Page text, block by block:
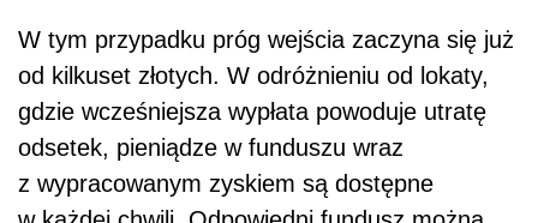
W tym przypadku próg wejścia zaczyna się już
od kilkuset złotych. W odróżnieniu od lokaty,
gdzie wcześniejsza wypłata powoduje utratę
odsetek, pieniądze w funduszu wraz
z wypracowanym zyskiem są dostępne